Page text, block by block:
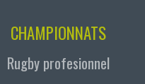
CHAMPIONNATS
Rugby profesionnel